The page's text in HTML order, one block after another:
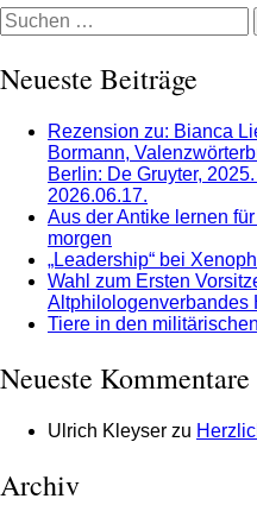
Suchen
nach:
Neueste Beiträge
Rezension zu: Bianca
Bormann,
Berlin: De Gruyter,
2026.06.17.
Aus der Antike lernen
morgen
„Leadership“ bei
Wahl zum Ersten
Altphilologenverbandes
Tiere in den
Neueste Kommentare
Ulrich Kleyser zu
Archiv